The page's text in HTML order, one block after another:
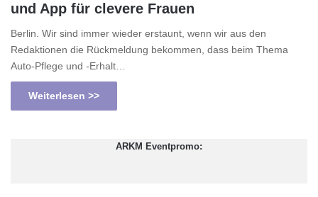
und App für clevere Frauen
Berlin. Wir sind immer wieder erstaunt, wenn wir aus den
Redaktionen die Rückmeldung bekommen, dass beim Thema
Auto-Pflege und -Erhalt…
Weiterlesen >>
ARKM Eventpromo: